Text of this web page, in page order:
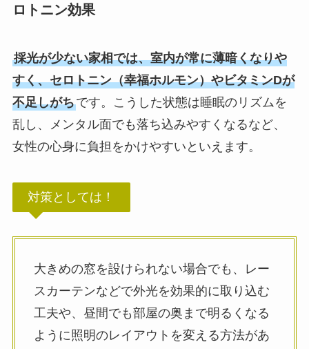
ロトニン効果
採光が少ない家相では、室内が常に薄暗くなりや
すく、セロトニン（幸福ホルモン）やビタミンDが
不足しがちです。こうした状態は睡眠のリズムを
乱し、メンタル面でも落ち込みやすくなるなど、
女性の心身に負担をかけやすいといえます。
対策としては！
大きめの窓を設けられない場合でも、レー
スカーテンなどで外光を効果的に取り込む
工夫や、昼間でも部屋の奥まで明るくなる
ように照明のレイアウトを変える方法があ